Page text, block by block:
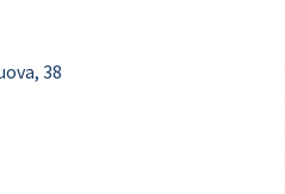
38